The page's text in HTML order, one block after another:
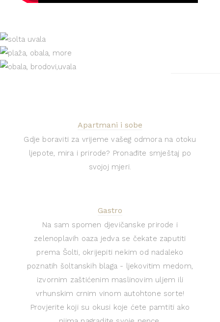
Apartmani i sobe
Gdje boraviti za vrijeme vašeg odmora na otoku
ljepote, mira i prirode? Pronađite smještaj po
svojoj mjeri.
Gastro
Na sam spomen djevičanske prirode i
zelenoplavih oaza jedva se čekate zaputiti
prema Šolti, okrijepiti nekim od nadaleko
poznatih šoltanskih blaga - ljekovitim medom,
izvornim zaštićenim maslinovim uljem ili
vrhunskim crnim vinom autohtone sorte!
Provjerite koji su okusi koje ćete pamtiti ako